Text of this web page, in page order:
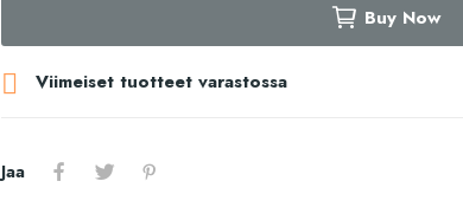
Buy Now
 Viimeiset tuotteet varastossa
Jaa